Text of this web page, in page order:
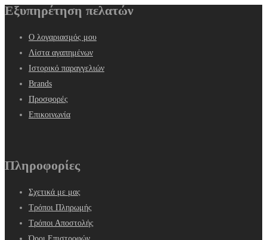
Εξυπηρέτηση πελατών
Ο λογαριασμός μου
Λίστα αγαπημένων
Ιστορικό παραγγελιών
Brands
Προσφορές
Επικοινωνία
Πληροφορίες
Σχετικά με μας
Τρόποι Πληρωμής
Τρόποι Αποστολής